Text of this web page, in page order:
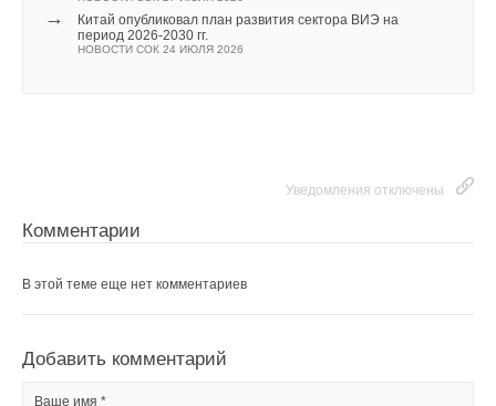
→
Китай опубликовал план развития сектора ВИЭ на
период 2026-2030 гг.
НОВОСТИ СОК 24 ИЮЛЯ 2026
Уведомления отключены
Комментарии
В этой теме еще нет комментариев
Добавить комментарий
Ваше имя *
кратковременные превышения лимита, но предотвращает
остановку зарядки и повышает устойчивость системы.
данными. Эти наблюдения помогли уточнить алгоритмы:
низкоприоритетных машин, добавить защиту от перехода
диагностику неисправных подключений.
Распределенная иерархическая система
продемонстрировала устойчивую работу даже при